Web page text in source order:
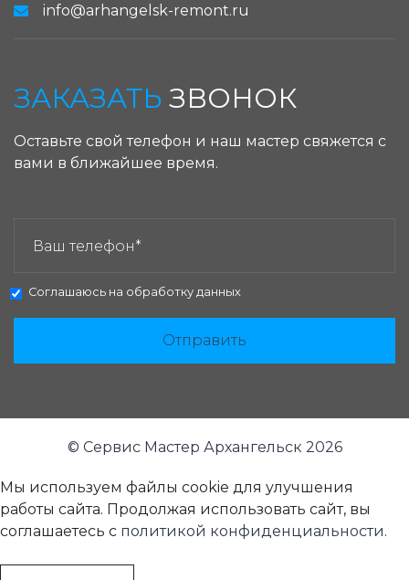
info@arhangelsk-remont.ru
ЗАКАЗАТЬ ЗВОНОК
Оставьте свой телефон и наш мастер свяжется с
вами в ближайшее время.
Соглашаюсь на обработку данных
Отправить
© Сервис Мастер Архангельск 2026
Мы используем файлы cookie для улучшения
работы сайта. Продолжая использовать сайт, вы
соглашаетесь с политикой конфиденциальности.